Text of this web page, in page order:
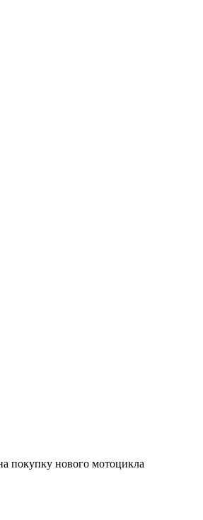
покупку нового мотоцикла